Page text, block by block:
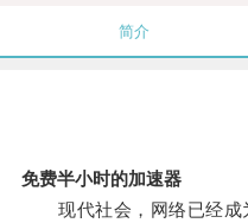
简介
免费半小时的加速器
现代社会，网络已经成